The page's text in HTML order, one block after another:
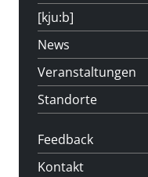
[kju:b]
News
Veranstaltungen
Standorte
Feedback
Kontakt